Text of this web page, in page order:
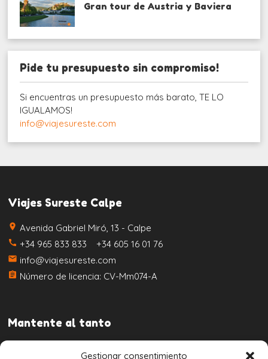
Gestionar consentimiento
Gran tour de Austria y Baviera
Pide tu presupuesto sin compromiso!
Si encuentras un presupuesto más barato, TE LO
IGUALAMOS!
info@viajesureste.com
Viajes Sureste Calpe
place Avenida Gabriel Miró, 13 - Calpe
call +34 965 833 833 +34 605 16 01 76
email info@viajesureste.com
assignment Número de licencia: CV-Mm074-A
Mantente al tanto